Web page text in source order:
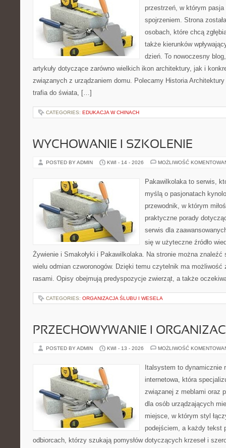
przestrzeń, w którym
spojrzeniem. Strona
osobach, które chcą
także kierunków
dzień. To nowoczesny
artykuły dotyczące zarówno wielkich ikon architektury, jak i
związanych z urządzaniem domu. Polecamy Historia
trafia do świata, […]
CATEGORIES: EDUKACJA W CHINACH
WYCHOWANIE I SZKOLENIE
POSTED BY ADMIN KWI - 14 - 2026 MOŻLIWOŚĆ
Pakawilkolaka to serwis,
myślą o pasjonatach
przewodnik, w którym
praktyczne porady
serwis dla
się w użyteczne źródło
Żywienie i Smakołyki i Pakawilkolaka. Na stronie można znaleźć
wielu odmian czworonogów. Dzięki temu czytelnik ma możliwość
rasami. Opisy obejmują predyspozycje zwierząt, a także
CATEGORIES: ORGANIZACJA ŚLUBU I WESELA
PRZECHOWYWANIE I
POSTED BY ADMIN KWI - 13 - 2026 MOŻLIWOŚĆ
Italsystem to dynamicznie
internetowa, która
związanej z meblami oraz
dla osób urządzających
miejsce, w którym styl
podejściem, a każdy tekst
odbiorcach, którzy szukają pomysłów dotyczących krzeseł i